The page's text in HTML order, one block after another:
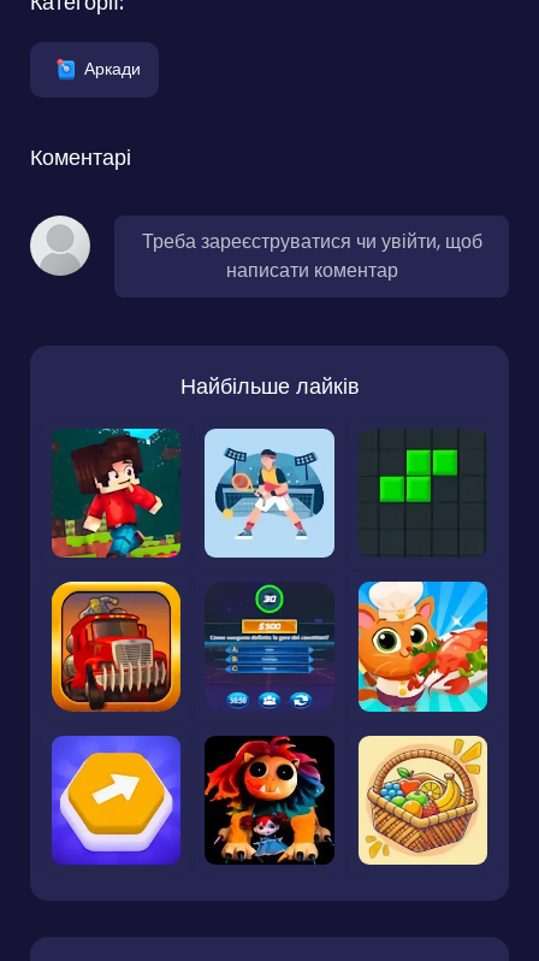
Аркади
Коментарі
Треба зареєструватися чи увійти, щоб
написати коментар
Найбільше лайків